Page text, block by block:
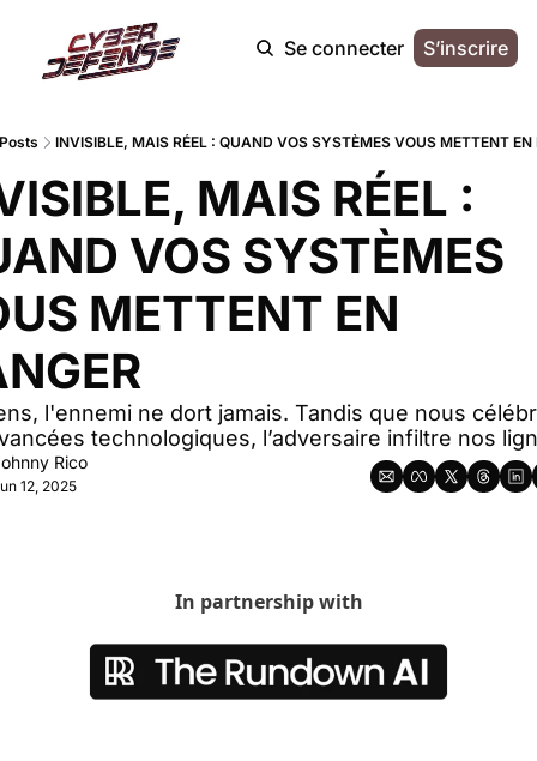
Se connecter S’inscrire
INVISIBLE, MAIS RÉEL : QUAND VOS SYSTÈMES VOUS METTENT EN
MAIS RÉEL :
VOS SYSTÈMES
METTENT EN
l'ennemi ne dort jamais. Tandis que nous
technologiques, l’adversaire infiltre nos
Rico
12, 2025
In partnership with